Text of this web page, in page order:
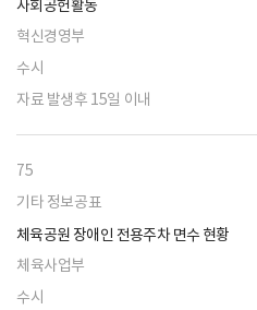
사회공헌활동
혁신경영부
수시
자료 발생후 15일 이내
75
기타 정보공표
체육공원 장애인 전용주차 면수 현황
체육사업부
수시